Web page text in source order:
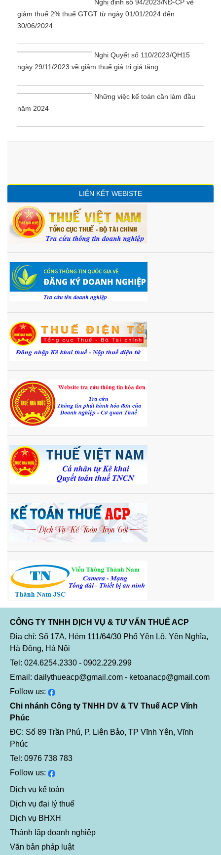
Nghị định số 94/2023/NĐ-CP về
giảm thuế 2% thuế GTGT từ ngày 01/01/2024 đến
30/06/2024
Nghị Quyết số 110/2023/QH15
ngày 29/11/2023 về giảm thuế giá trị giá tăng
Những việc kế toán cần làm đầu
năm 2024
LIÊN KẾT WEBISTE
CÔNG TY TNHH DỊCH VỤ & TƯ VẤN THUẾ ACP
Địa chỉ: Số 17A, Hẻm 111/64/30 Phố Yên Lộ, Yên Nghĩa,
Hà Đông, Hà Nội
Tel: 024.6254.2330 - 0902.229.299
Email: dailythueacp@gmail.com - ketoanacp@gmail.com
Follow us:
Chi nhánh Công ty TNHH DV & TV Thuế ACP Vĩnh
Phúc
ĐC: Số 89 Trần Phú, P. Liên Bảo, TP Vĩnh Yên, Vĩnh
Phúc
Tel: 0976 738 783
Follow us:
Dịch vụ kế toán
Dịch vụ đại lý thuế
Dịch vụ BHXH
Thành lập doanh nghiệp
Văn bản pháp luật